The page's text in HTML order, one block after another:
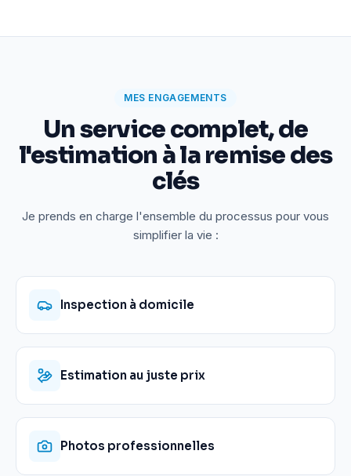
MES ENGAGEMENTS
Un service complet, de
l'estimation à la remise des
clés
Je prends en charge l'ensemble du processus pour vous
simplifier la vie :
Inspection à domicile
Estimation au juste prix
Photos professionnelles